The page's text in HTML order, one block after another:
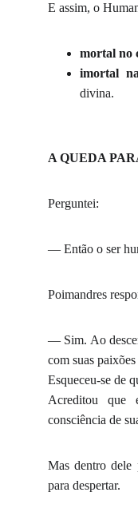
E assim, o
mortal no
imortal
divina.
A QUEDA
Perguntei:
— Então o ser
Poimandres
— Sim. Ao
com suas
Esqueceu-se de
Acreditou que
consciência de
Mas dentro dele
para despertar.